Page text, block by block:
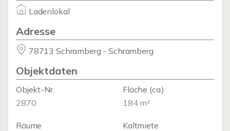
Ladenlokal
Adresse
78713 Schramberg - Schramberg
Objektdaten
Objekt-Nr.
2870
Fläche (ca.)
184 m²
Räume
Kaltmiete